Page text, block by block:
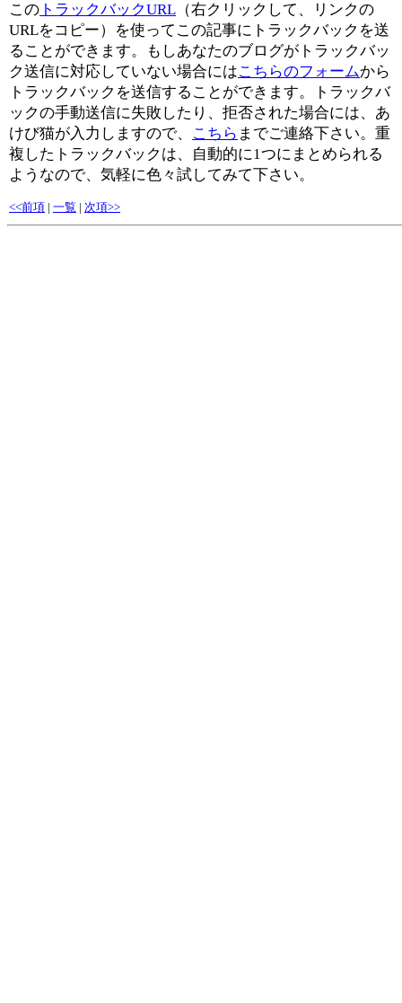
この トラックバックURL （右クリックして、リンクの
URLをコピー）を使ってこの記事にトラックバックを送
ることができます。もしあなたのブログがトラックバッ
ク送信に対応していない場合にはこちらのフォームから
トラックバックを送信することができます。トラックバ
ックの手動送信に失敗したり、拒否された場合には、あ
けび猫が入力しますので、
こちら までご連絡下さい。重
複したトラックバックは、自動的に1つにまとめられる
ようなので、気軽に色々試してみて下さい。
<<前項 | 一覧 | 次項>>